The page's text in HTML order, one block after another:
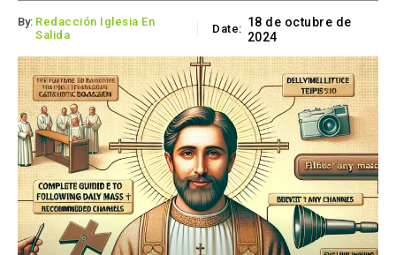
By: Redacción Iglesia En
Salida
Date: 18 de octubre de
2024